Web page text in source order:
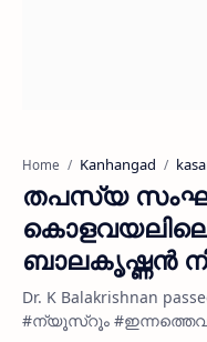
Home Kanhangad
തപസ്യ
ബാലകൃഷ്ണൻ
Dr. K Balakrishnan
#ന്യൂസ്റൂം